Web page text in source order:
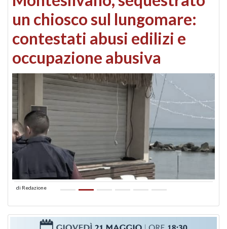
un chiosco sul lungomare:
contestati abusi edilizi e
occupazione abusiva
di Redazione